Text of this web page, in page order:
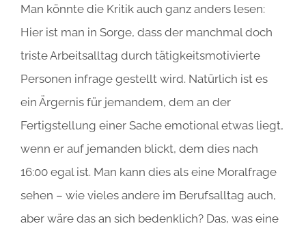
Man könnte die Kritik auch ganz anders lesen:
Hier ist man in Sorge, dass der manchmal doch
triste Arbeitsalltag durch tätigkeitsmotivierte
Personen infrage gestellt wird. Natürlich ist es
ein Ärgernis für jemandem, dem an der
Fertigstellung einer Sache emotional etwas liegt,
wenn er auf jemanden blickt, dem dies nach
16:00 egal ist. Man kann dies als eine Moralfrage
sehen – wie vieles andere im Berufsalltag auch,
aber wäre das an sich bedenklich? Das, was eine